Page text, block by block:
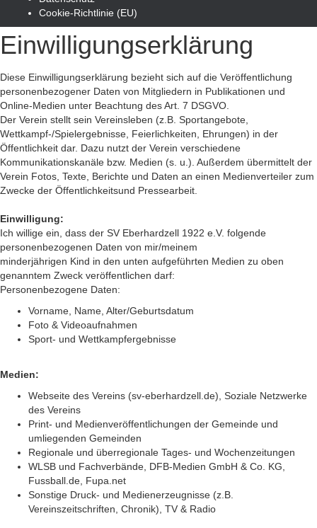
Cookie-Richtlinie (EU)
Einwilligungserklärung
Diese Einwilligungserklärung bezieht sich auf die Veröffentlichung
personenbezogener Daten von Mitgliedern in Publikationen und
Online-Medien unter Beachtung des Art. 7 DSGVO.
Der Verein stellt sein Vereinsleben (z.B. Sportangebote,
Wettkampf-/Spielergebnisse, Feierlichkeiten, Ehrungen) in der
Öffentlichkeit dar. Dazu nutzt der Verein verschiedene
Kommunikationskanäle bzw. Medien (s. u.). Außerdem übermittelt der
Verein Fotos, Texte, Berichte und Daten an einen Medienverteiler zum
Zwecke der Öffentlichkeitsund Pressearbeit.
Einwilligung:
Ich willige ein, dass der SV Eberhardzell 1922 e.V. folgende
personenbezogenen Daten von mir/meinem
minderjährigen Kind in den unten aufgeführten Medien zu oben
genanntem Zweck veröffentlichen darf:
Personenbezogene Daten:
Vorname, Name, Alter/Geburtsdatum
Foto & Videoaufnahmen
Sport- und Wettkampfergebnisse
Medien:
Webseite des Vereins (sv-eberhardzell.de), Soziale Netzwerke
des Vereins
Print- und Medienveröffentlichungen der Gemeinde und
umliegenden Gemeinden
Regionale und überregionale Tages- und Wochenzeitungen
WLSB und Fachverbände, DFB-Medien GmbH & Co. KG,
Fussball.de, Fupa.net
Sonstige Druck- und Medienerzeugnisse (z.B.
Vereinszeitschriften, Chronik), TV & Radio